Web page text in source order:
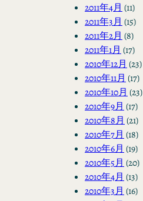
2011年4月 (11)
2011年3月 (15)
2011年2月 (8)
2011年1月 (17)
2010年12月 (23)
2010年11月 (17)
2010年10月 (23)
2010年9月 (17)
2010年8月 (21)
2010年7月 (18)
2010年6月 (19)
2010年5月 (20)
2010年4月 (13)
2010年3月 (16)